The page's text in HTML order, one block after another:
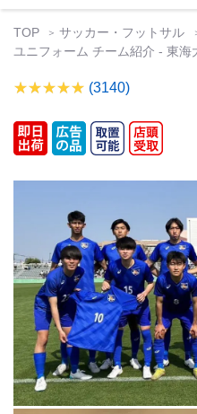
TOP サッカー・フットサル
ユニフォーム チーム紹介 - 東海
(3140)